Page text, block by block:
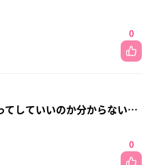
0
てしていいのか分からない…
0